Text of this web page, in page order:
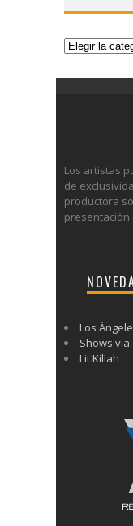
Categorías
Los artistas
de
productora
presentación
Los
Shows
Lit Killah